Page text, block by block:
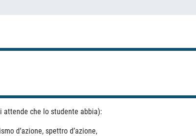
che lo studente abbia):
d’azione, spettro d’azione,